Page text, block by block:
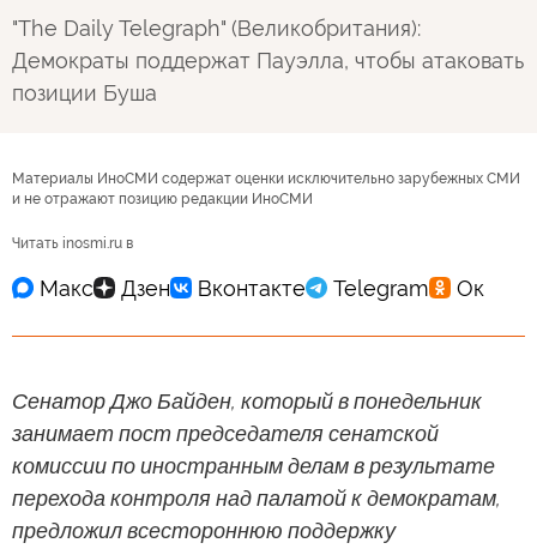
"The Daily Telegraph" (Великобритания):
Демократы поддержат Пауэлла, чтобы атаковать
позиции Буша
Материалы ИноСМИ содержат оценки исключительно зарубежных СМИ
и не отражают позицию редакции ИноСМИ
Читать inosmi.ru в
Сенатор Джо Байден, который в понедельник
занимает пост председателя сенатской
комиссии по иностранным делам в результате
перехода контроля над палатой к демократам,
предложил всестороннюю поддержку